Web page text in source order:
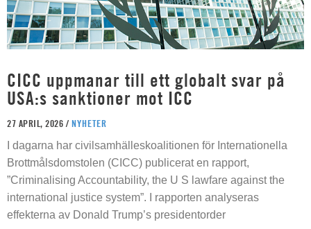
CICC uppmanar till ett globalt svar på
USA:s sanktioner mot ICC
27 APRIL, 2026 / NYHETER
I dagarna har civilsamhälleskoalitionen för Internationella
Brottmålsdomstolen (CICC) publicerat en rapport,
”Criminalising Accountability, the U S lawfare against the
international justice system”. I rapporten analyseras
effekterna av Donald Trump’s presidentorder